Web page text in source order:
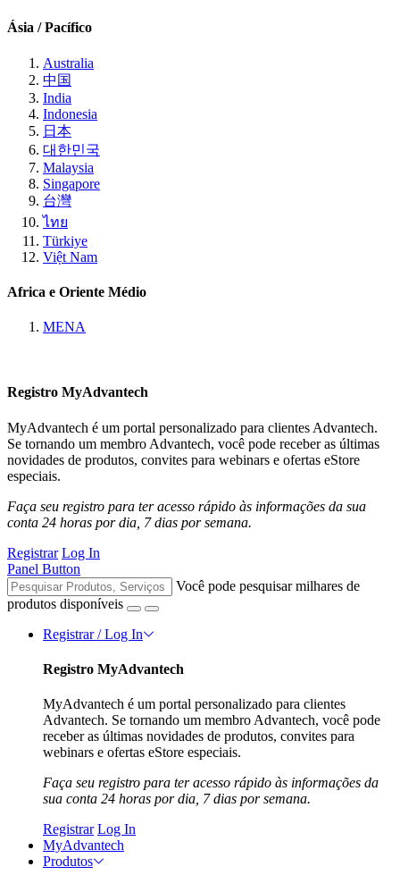
Ásia / Pacífico
Australia
中国
India
Indonesia
日本
대한민국
Malaysia
Singapore
台灣
ไทย
Türkiye
Việt Nam
Africa e Oriente Médio
MENA
Registro MyAdvantech
MyAdvantech é um portal personalizado para clientes Advantech.
Se tornando um membro Advantech, você pode receber as últimas
novidades de produtos, convites para webinars e ofertas eStore
especiais.
Faça seu registro para ter acesso rápido às informações da sua
conta 24 horas por dia, 7 dias por semana.
Registrar Log In
Panel Button
Você pode pesquisar milhares de
produtos disponíveis
Registrar / Log In
Registro MyAdvantech
MyAdvantech é um portal personalizado para clientes
Advantech. Se tornando um membro Advantech, você pode
receber as últimas novidades de produtos, convites para
webinars e ofertas eStore especiais.
Faça seu registro para ter acesso rápido às informações da
sua conta 24 horas por dia, 7 dias por semana.
Registrar Log In
MyAdvantech
Produtos